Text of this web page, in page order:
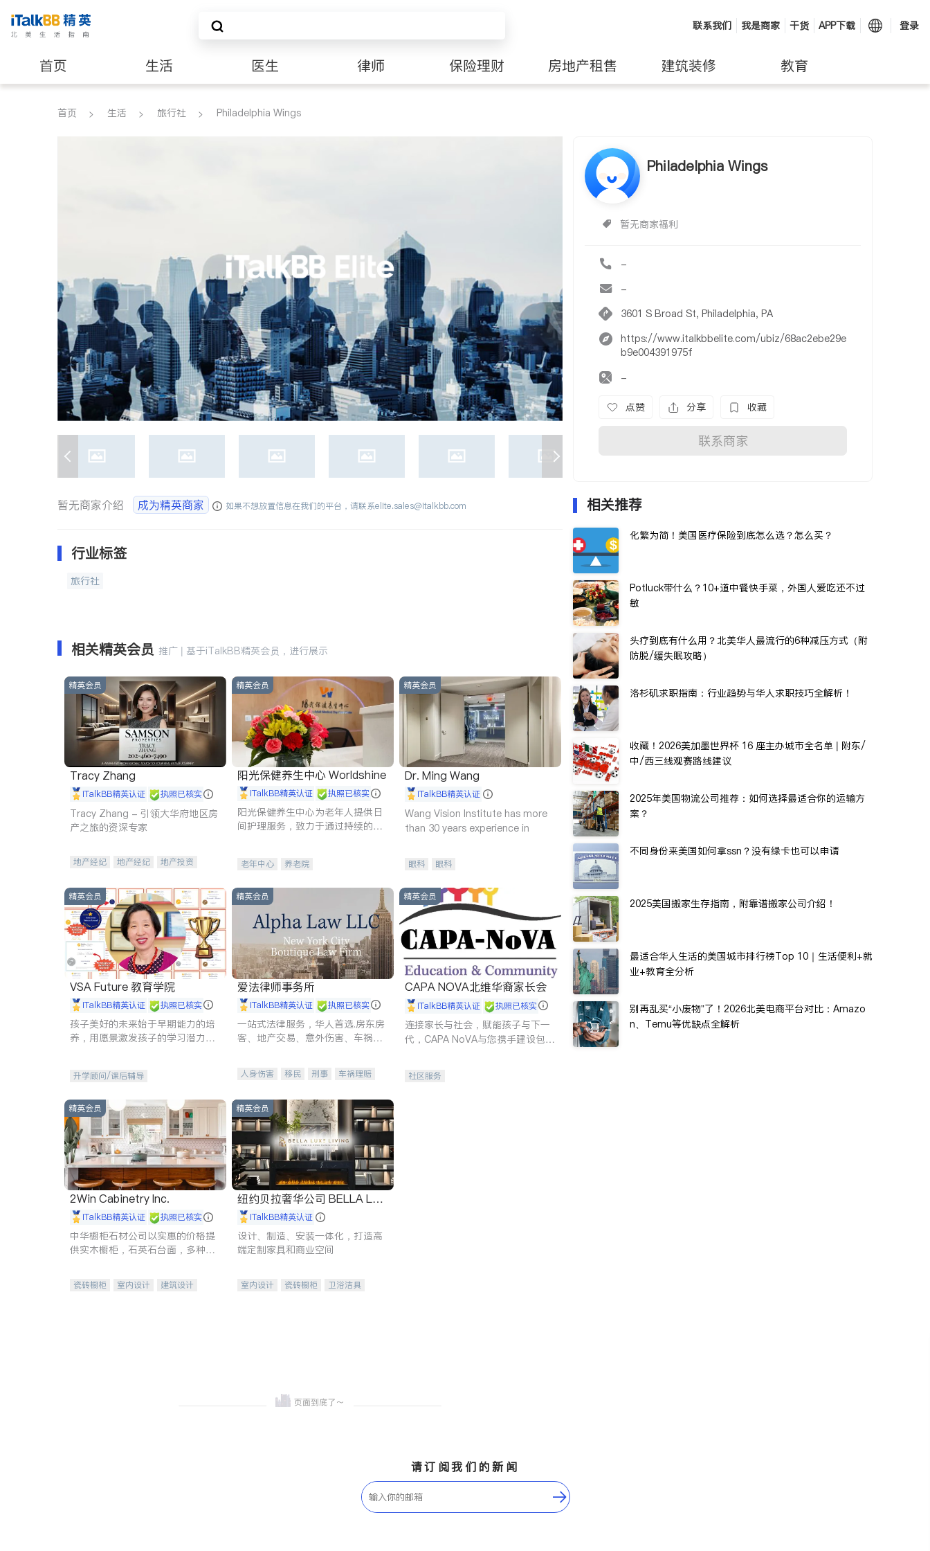
联系我们 我是商家 干货 APP下载 登录
首页 生活 医生 律师 保险理财 房地产租售 建筑装修 教育
养老 非盈利组织
首页 生活 旅行社 Philadelphia Wings
Philadelphia Wings
暂无商家福利
-
-
3601 S Broad St, Philadelphia, PA
https://www.italkbbelite.com/ubiz/68ac2ebe29e
b9e004391975f
-
点赞 分享 收藏
联系商家
暂无商家介绍 成为精英商家 如果不想放置信息在我们的平台，请联系elite.sales@italkbb.com
行业标签
旅行社
相关精英会员 推广 | 基于iTalkBB精英会员，进行展示
精英会员
Tracy Zhang
iTalkBB精英认证 执照已核实
Tracy Zhang - 引领大华府地区房
产之旅的资深专家
地产经纪 地产经纪
地产投资
精英会员
阳光保健养生中心 Worldshine
iTalkBB精英认证 执照已核实
阳光保健养生中心为老年人提供日
间护理服务，致力于通过持续的护
老年中心 养老院
精英会员
Dr. Ming Wang
iTalkBB精英认证
Wang Vision Institute has more
than 30 years experience in
眼科 眼科
精英会员
VSA Future 教育学院
iTalkBB精英认证 执照已核实
孩子美好的未来始于早期能力的培
养，用愿景激发孩子的学习潜力和
升学顾问/课后辅导
精英会员
爱法律师事务所
iTalkBB精英认证 执照已核实
一站式法律服务，华人首选.房东房
客、地产交易、意外伤害、车祸重
人身伤害 移民 刑事
车祸理赔
商标注册
索赔 律师-其它 保释
精英会员
CAPA NOVA北维华裔家长会
iTalkBB精英认证 执照已核实
连接家长与社会，赋能孩子与下一
代，CAPA NoVA与您携手建设包
社区服务
精英会员
2Win Cabinetry Inc.
iTalkBB精英认证 执照已核实
中华橱柜石材公司以实惠的价格提
供实木橱柜，石英石台面，多种优
机。品质厨房，家的选择。
瓷砖橱柜 室内设计
建筑设计
精英会员
纽约贝拉奢华公司 BELLA LUX
E iTalkBB精英认证
设计、制造、安装一体化，打造高
端定制家具和商业空间
室内设计 瓷砖橱柜
卫浴洁具
相关推荐
化繁为简！美国医疗保险到底怎么选？怎么买？
Potluck带什么？10+道中餐快手菜，外国人爱吃还不过
敏
头疗到底有什么用？北美华人最流行的6种减压方式（附
防脱/缓失眠攻略）
洛杉矶求职指南：行业趋势与华人求职技巧全解析！
收藏！2026美加墨世界杯 16 座主办城市全名单 | 附东/
中/西三线观赛路线建议
2025年美国物流公司推荐：如何选择最适合你的运输方
案？
不同身份来美国如何拿ssn？没有绿卡也可以申请
2025美国搬家生存指南，附靠谱搬家公司介绍！
最适合华人生活的美国城市排行榜Top 10｜生活便利+就
业+教育全分析
别再乱买“小废物”了！2026北美电商平台对比：Amazo
n、Temu等优缺点全解析
请订阅我们的新闻